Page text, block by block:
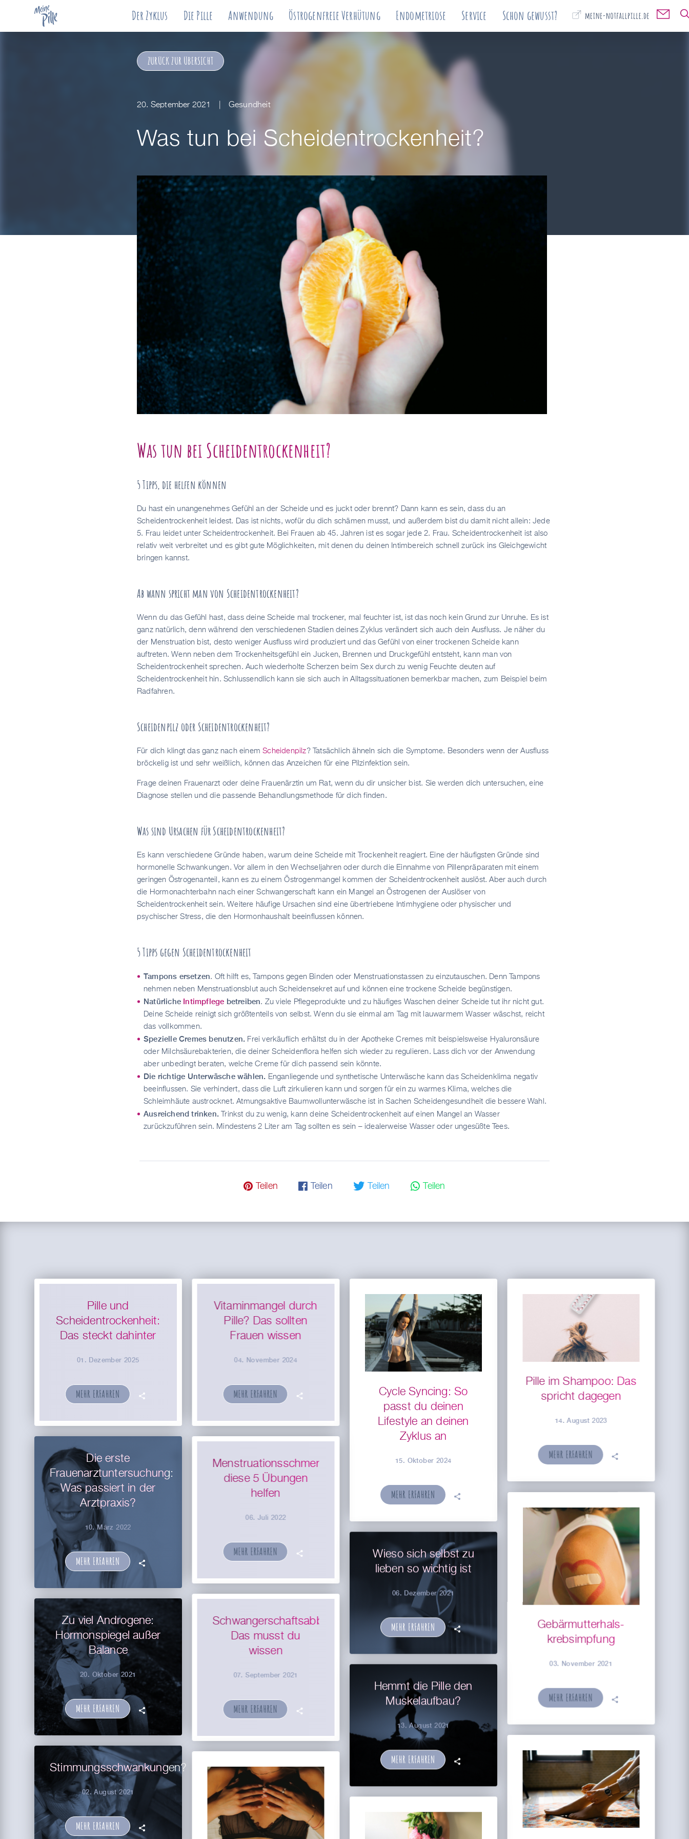
Der Zyklus Die Pille Anwendung Östrogenfreie Verhütung Endometriose Service Schon gewusst? ✉️
ZURÜCK ZUR ÜBERSICHT
20. September 2021 Gesundheit
Was tun bei Scheidentrockenheit?
Was tun bei Scheidentrockenheit?
5 Tipps, die helfen können
Du hast ein unangenehmes Gefühl an der Scheide und es juckt oder brennt? Dann kann es sein, dass du an
Scheidentrockenheit leidest. Das ist nichts, wofür du dich schämen musst, und außerdem bist du damit nicht allein: Jede
5. Frau leidet unter Scheidentrockenheit. Bei Frauen ab 45. Jahren ist es sogar jede 2. Frau. Scheidentrockenheit ist also
relativ weit verbreitet und es gibt gute Möglichkeiten, mit denen du deinen Intimbereich schnell zurück ins Gleichgewicht
bringen kannst.
Ab wann spricht man von Scheidentrockenheit?
Wenn du das Gefühl hast, dass deine Scheide mal trockener, mal feuchter ist, ist das noch kein Grund zur Unruhe. Es ist
ganz natürlich, denn während den verschiedenen Stadien deines Zyklus verändert sich auch dein Ausfluss. Je näher du
der Menstruation bist, desto weniger Ausfluss wird produziert und das Gefühl von einer trockenen Scheide kann
auftreten. Wenn neben dem Trockenheitsgefühl ein Jucken, Brennen und Druckgefühl entsteht, kann man von
Scheidentrockenheit sprechen. Auch wiederholte Scherzen beim Sex durch zu wenig Feuchte deuten auf
Scheidentrockenheit hin. Schlussendlich kann sie sich auch in Alltagssituationen bemerkbar machen, zum Beispiel beim
Radfahren.
Scheidenpilz oder Scheidentrockenheit?
Für dich klingt das ganz nach einemScheidenpilz? Tatsächlich ähneln sich die Symptome. Besonders wenn der Ausfluss
bröckelig ist und sehr weißlich, können das Anzeichen für eine Pilzinfektion sein.
Frage deinen Frauenarzt oder deine Frauenärztin um Rat, wenn du dir unsicher bist. Sie werden dich untersuchen, eine
Diagnose stellen und die passende Behandlungsmethode für dich finden.
Was sind Ursachen für Scheidentrockenheit?
Es kann verschiedene Gründe haben, warum deine Scheide mit Trockenheit reagiert. Eine der häufigsten Gründe sind
hormonelle Schwankungen. Vor allem in den Wechseljahren oder durch die Einnahme von Pillenpräparaten mit einem
geringen Östrogenanteil, kann es zu einem Östrogenmangel kommen der Scheidentrockenheit auslöst. Aber auch durch
die Hormonachterbahn nach einer Schwangerschaft kann ein Mangel an Östrogenen der Auslöser von
Scheidentrockenheit sein. Weitere häufige Ursachen sind eine übertriebene Intimhygiene oder physischer und
psychischer Stress, die den Hormonhaushalt beeinflussen können.
5 Tipps gegen Scheidentrockenheit
Tampons ersetzen. Oft hilft es, Tampons gegen Binden oder Menstruationstassen zu einzutauschen. Denn Tampons
nehmen neben Menstruationsblut auch Scheidensekret auf und können eine trockene Scheide begünstigen.
Natürliche Intimpflege betreiben. Zu viele Pflegeprodukte und zu häufiges Waschen deiner Scheide tut ihr nicht gut.
Deine Scheide reinigt sich größtenteils von selbst. Wenn du sie einmal am Tag mit lauwarmem Wasser wäschst, reicht
das vollkommen.
Spezielle Cremes benutzen. Frei verkäuflich erhältst du in der Apotheke Cremes mit beispielsweise Hyaluronsäure
oder Milchsäurebakterien, die deiner Scheidenflora helfen sich wieder zu regulieren. Lass dich vor der Anwendung
aber unbedingt beraten, welche Creme für dich passend sein könnte.
Die richtige Unterwäsche wählen. Enganliegende und synthetische Unterwäsche kann das Scheidenklima negativ
beeinflussen. Sie verhindert, dass die Luft zirkulieren kann und sorgen für ein zu warmes Klima, welches die
Schleimhäute austrocknet. Atmungsaktive Baumwollunterwäsche ist in Sachen Scheidengesundheit die bessere Wahl.
Ausreichend trinken.Trinkst du zu wenig, kann deine Scheidentrockenheit auf einen Mangel an Wasser
zurückzuführen sein. Mindestens 2 Liter am Tag sollten es sein – idealerweise Wasser oder ungesüßte Tees.
𝓟 Teilen 𝗳 Teilen 🐦 Teilen 💬 Teilen
Pille und
Scheidentrockenheit:
Das steckt dahinter
01. Dezember 2025
MEHR ERFAHREN 🗣
Vitaminmangel durch
Pille? Das sollten
Frauen wissen
04. November 2024
MEHR ERFAHREN 🗣
Cycle Syncing: So
passt du deinen
Lifestyle an deinen
Zyklus an
15. Oktober 2024
MEHR ERFAHREN 🗣
Pille im Shampoo: Das
spricht dagegen
14. August 2023
MEHR ERFAHREN 🗣
Die erste
Frauenarztuntersuchung:
Was passiert in der
Arztpraxis?
10. März 2022
MEHR ERFAHREN 🗣
Menstruationsschmerzen:
diese 5 Übungen
helfen
06. Juli 2022
MEHR ERFAHREN 🗣
Wieso sich selbst zu
lieben so wichtig ist
06. Dezember 2021
MEHR ERFAHREN 🗣
Gebärmutterhals­­
krebsimpfung
03. November 2021
MEHR ERFAHREN 🗣
Zu viel Androgene:
Hormonspiegel außer
Balance
20. Oktober 2021
MEHR ERFAHREN 🗣
Schwangerschaftsabbruch:
Das musst du
wissen
07. September 2021
MEHR ERFAHREN 🗣
Hemmt die Pille den
Muskelaufbau?
13. August 2021
MEHR ERFAHREN 🗣
Stimmungsschwankungen?
02. August 2021
MEHR ERFAHREN 🗣